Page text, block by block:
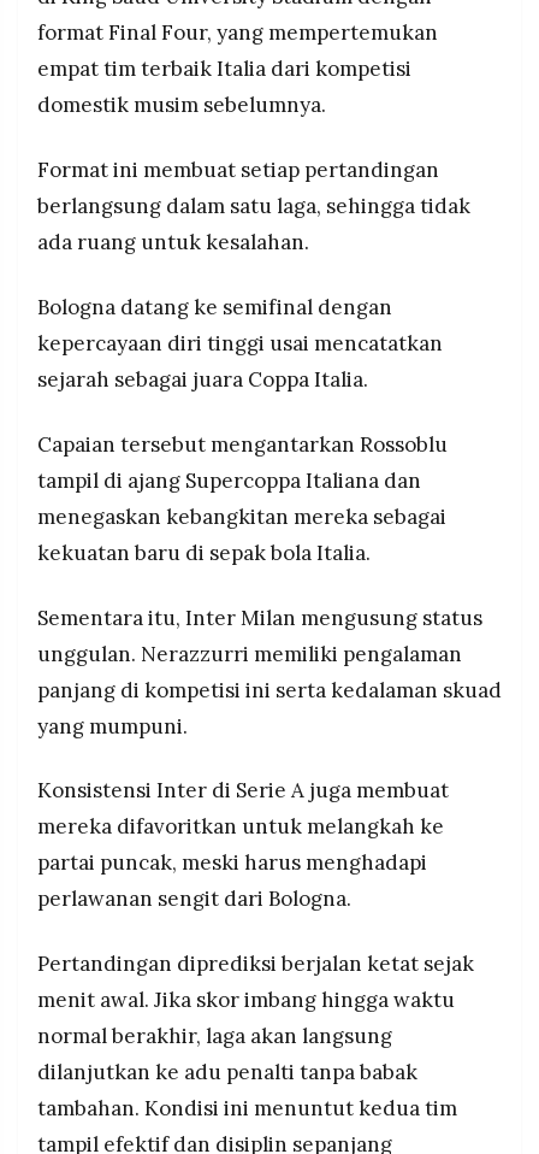
PT.
RESOLUSI
MEDIA
format Final Four, yang mempertemukan
empat tim terbaik Italia dari kompetisi
domestik musim sebelumnya.
Format ini membuat setiap pertandingan
berlangsung dalam satu laga, sehingga tidak
ada ruang untuk kesalahan.
Bologna datang ke semifinal dengan
kepercayaan diri tinggi usai mencatatkan
sejarah sebagai juara Coppa Italia.
Capaian tersebut mengantarkan Rossoblu
tampil di ajang Supercoppa Italiana dan
menegaskan kebangkitan mereka sebagai
kekuatan baru di sepak bola Italia.
Sementara itu, Inter Milan mengusung status
unggulan. Nerazzurri memiliki pengalaman
panjang di kompetisi ini serta kedalaman skuad
yang mumpuni.
Konsistensi Inter di Serie A juga membuat
mereka difavoritkan untuk melangkah ke
partai puncak, meski harus menghadapi
perlawanan sengit dari Bologna.
Pertandingan diprediksi berjalan ketat sejak
menit awal. Jika skor imbang hingga waktu
normal berakhir, laga akan langsung
dilanjutkan ke adu penalti tanpa babak
tambahan. Kondisi ini menuntut kedua tim
tampil efektif dan disiplin sepanjang